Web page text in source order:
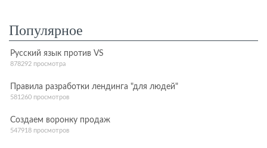
Популярное
Русский язык против VS
878292 просмотра
Правила разработки лендинга "для людей"
581260 просмотров
Создаем воронку продаж
547918 просмотров